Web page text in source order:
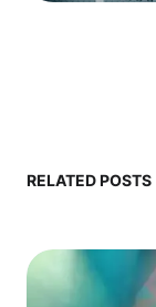
RELATED POSTS